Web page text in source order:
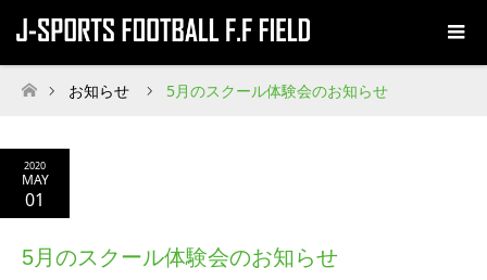
ホーム
お知らせ 5月のスクール体験会のお知らせ
2020
MAY
01
5月のスクール体験会のお知らせ